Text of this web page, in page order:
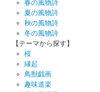
春の風物詩
夏の風物詩
秋の風物詩
冬の風物詩
【テーマから探す】
桜
縁起
鳥獣戯画
趣味道楽